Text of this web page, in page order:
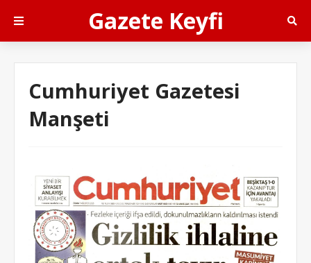
Gazete Keyfi
Cumhuriyet Gazetesi
Manşeti